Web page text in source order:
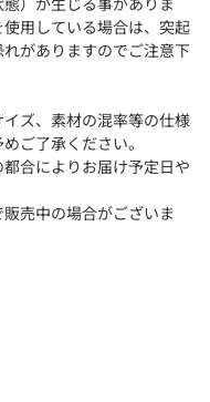
）が生じる事がありま
用している場合は、突起
がありますのでご注意下
ズ、素材の混率等の仕様
ご了承ください。
合によりお届け予定日や
売中の場合がございま